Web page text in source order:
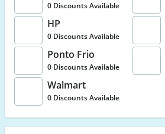
0 Discounts Available
HP
0 Discounts Available
Ponto Frio
0 Discounts Available
Walmart
0 Discounts Available